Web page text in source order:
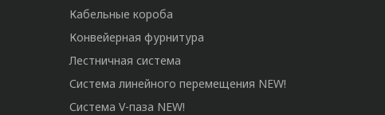
Кабельные короба
Конвейерная фурнитура
Лестничная система
Система линейного перемещения NEW!
Система V-паза NEW!